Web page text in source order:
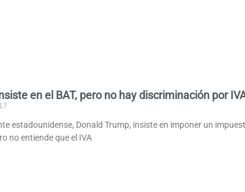
en el BAT, pero no hay discriminación por
estadounidense, Donald Trump, insiste en imponer un
no entiende que el IVA